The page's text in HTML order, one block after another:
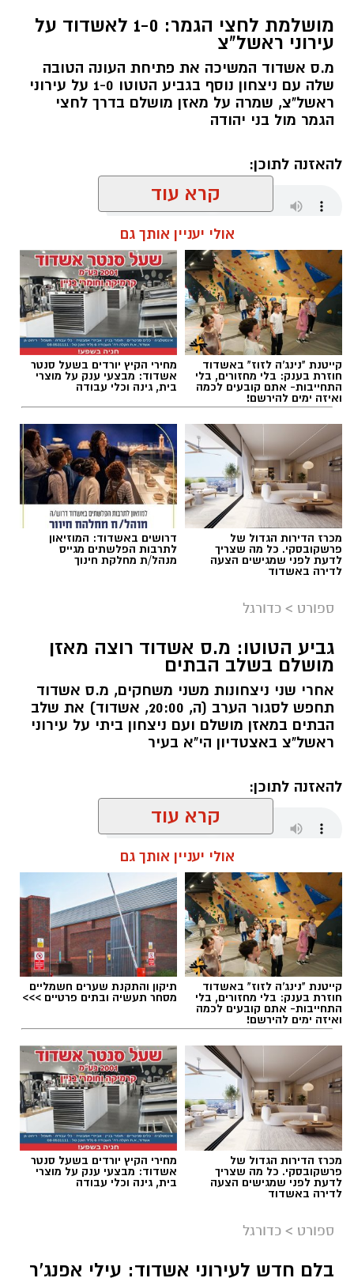
מושלמת לחצי הגמר: 1-0 לאשדוד על
עירוני ראשל"צ
מ.ס אשדוד המשיכה את פתיחת העונה הטובה
שלה עם ניצחון נוסף בגביע הטוטו 1-0 על עירוני
ראשל"צ, שמרה על מאזן מושלם בדרך לחצי
הגמר מול בני יהודה
להאזנה לתוכן:
שחר כחלון / 01:54 07.08.26
תגים:מ.ס אשדוד, גביע הטוטו, עירוני ראשל"צ
צילום: מ.ס אשדוד
אחרי 0:1 ביתי על הפועל ראשון לציון בבית ד'. דור
מיכה עלה מהספסל ובישל למחליף נוסף, אבנעזר
ממאטה, את שער הניצחון בדקה ה-64.
אשדוד המשיכה את פתיחת העונה הטובה שלה
ושמרה על מאזן מושלם במסגרת בית ד’ של גביע
הטוטו לאומית, דור מיכה בישל את השער היחיד
בהתמודדות, כשממאטה הוא זה שכבש. בשלב חצי
הגמר אשדוד תפגוש את בני יהודה.
חצאי הגמר:
בני יהודה - מ.ס. אשדוד
מכבי הרצליה - הפועל עכו
ב-WhatsApp לחצו כאן
קרא עוד
אולי יעניין אותך גם
קייטנת "נינג'ה לזוז" באשדוד
חוזרת בענק: בלי מחזורים, בלי
התחייבות- אתם קובעים לכמה
ואיזה ימים להירשם!
מחירי הקיץ יורדים בשעל סנטר
אשדוד: מבצעי ענק על מוצרי
בית, גינה וכלי עבודה
מכרז הדירות הגדול של
פרשקובסקי. כל מה שצריך
לדעת לפני שמגישים הצעה
לדירה באשדוד
דרושים באשדוד: המוזיאון
לתרבות הפלשתים מגייס
מנהל/ת מחלקת חינוך
ספורט > כדורגל
גביע הטוטו: מ.ס אשדוד רוצה מאזן
מושלם בשלב הבתים
אחרי שני ניצחונות משני משחקים, מ.ס אשדוד
תחפש לסגור הערב (ה, 20:00, אשדוד) את שלב
הבתים במאזן מושלם ועם ניצחון ביתי על עירוני
ראשל"צ באצטדיון הי"א בעיר
להאזנה לתוכן:
שחר כחלון / 17:34 06.08.26
תגים:מ.ס אשדוד, גביע הטוטו, ראשל"צ
צילום: דוברות מ.ס אשדוד
קרא עוד
אולי יעניין אותך גם
קייטנת "נינג'ה לזוז" באשדוד
חוזרת בענק: בלי מחזורים, בלי
התחייבות- אתם קובעים לכמה
ואיזה ימים להירשם!
תיקון והתקנת שערים חשמליים
מסחר תעשיה ובתים פרטיים >>>
מכרז הדירות הגדול של
פרשקובסקי. כל מה שצריך
לדעת לפני שמגישים הצעה
לדירה באשדוד
מחירי הקיץ יורדים בשעל סנטר
אשדוד: מבצעי ענק על מוצרי
בית, גינה וכלי עבודה
ספורט > כדורגל
בלם חדש לעירוני אשדוד: עילי אפנג'ר